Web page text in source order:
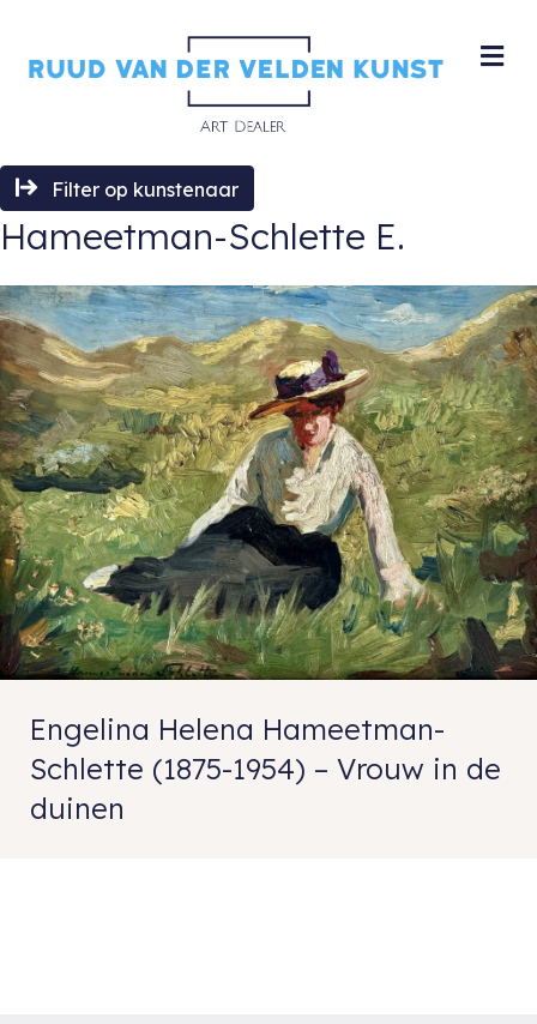
Filter op kunstenaar
Hameetman-Schlette E.
Engelina Helena Hameetman-
Schlette (1875-1954) – Vrouw in de
duinen